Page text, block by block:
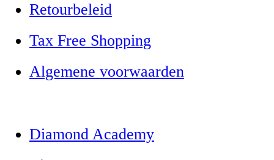
Retourbeleid
Tax Free Shopping
Algemene voorwaarden
Diamond Academy